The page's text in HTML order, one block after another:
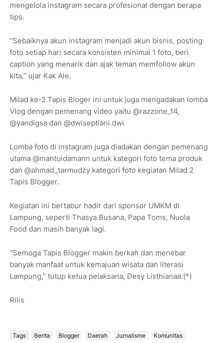
mengelola instagram secara profesional dengan berapa
tips.
“Sebaiknya akun instagram menjadi akun bisnis, posting
foto setiap hari secara konsisten minimal 1 foto, beri
caption yang menarik dan ajak teman memfollow akun
kita,” ujar Kak Ale.
Milad ke-2 Tapis Bloger ini untuk juga mengadakan lomba
Vlog dengan pemenang video yaitu @razzone_14,
@yandigsa dan @dwiseptiani.dwi
Lomba foto di instagram juga diadakan dengan pemenang
utama @mantuidamann untuk kategori foto tema produk
dan @ahmad_tarmudzy kategori foto kegiatan Milad 2
Tapis Blogger.
Kegiatan ini bertabur hadir dari sponsor UMKM di
Lampung, seperti Thasya Busana, Papa Toms, Nuola
Food dan masih banyak lagi.
“Semoga Tapis Blogger makin berkah dan menebar
banyak manfaat untuk kemajuan wisata dan literasi
Lampung,” tutup ketua pelaksana, Desy Listhianaa.(*)
Rilis
Tags Berita Blogger Daerah Jurnalisme
Komunitas